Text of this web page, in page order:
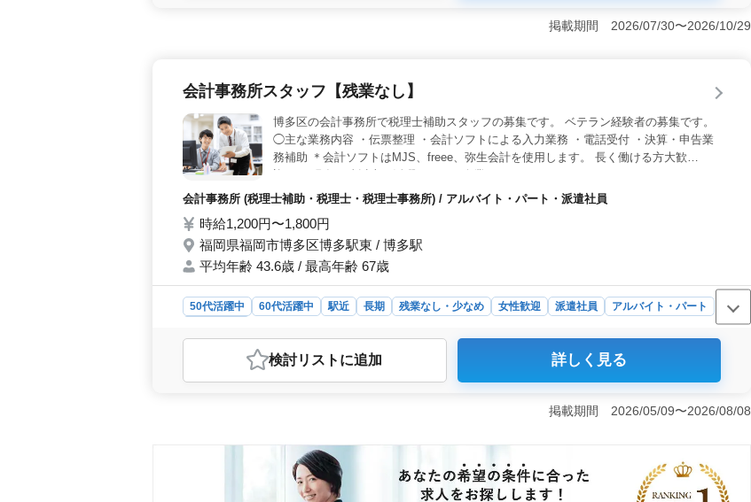
務を通じて、実務経験を積みながらスキルを磨くことができる環境です。 ＜働きやすさと充
す。 ＜経験者優遇とキャリアアップの機会＞ 会計事務所経験者を対象に募集しており、50
とができます。年収は350万円〜600万円と、安定した収入が期待できるため、長期的なキャリ
ア形成が可能です。
掲載期間 2026/07/30〜2026/10/29
会計事務所スタッフ【残業なし】
博多区の会計事務所で税理士補助スタッフの募集です。 ベテラン経験者の募集です。
◯主な業務内容 ・伝票整理 ・会計ソフトによる入力業務 ・電話受付 ・決算・申告業
務補助 ＊会計ソフトはMJS、freee、弥生会計を使用します。 長く働ける方大歓
会計事務所 (税理士補助・税理士・税理士事務所) / アルバイト・パート・派遣社員
時給1,200円〜1,800円
福岡県福岡市博多区博多駅東 / 博多駅
平均年齢 43.6歳 / 最高年齢 67歳
50代活躍中 60代活躍中 駅近 長期 残業なし・少なめ 女性歓迎 派遣社員
アルバイト・パート
おすすめポイント
＜ベテラン歓迎の職場環境＞ 福岡市博多区の会計事務所では、税理士補助スタッフを募集中で
験を活かせる業務を担当していただきます。特に会計事務所での経験がある方、MJS、freee、弥
＞ 勤務地は博多駅から徒歩圏内で、通勤の便利さも魅力です。勤務時間は9時00分〜17時30分
の間で4時間以上から選べるため、ライフスタイルに合わせた柔軟な働き方が可能です。残業は
なく、ワークライフバランスを重視する方に最適な環境です。 ＜充実した福利厚生とサポー
ト＞ 時給1,200円〜1,800円で、通勤手当が実費支給されるほか、労災保険や育児休業取得実績
検討リスト に追加 詳しく見る
掲載期間 2026/05/09〜2026/08/08